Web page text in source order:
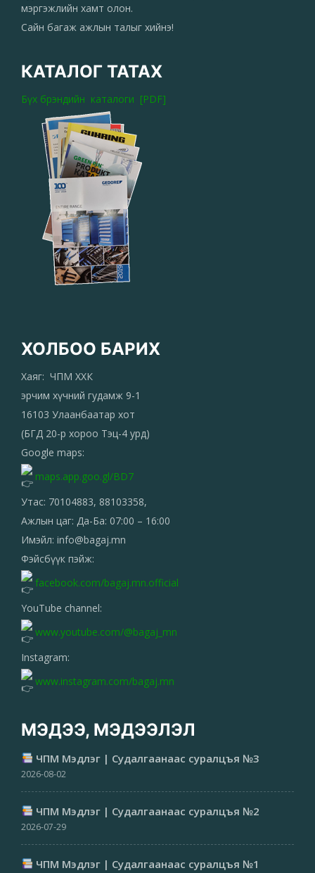
мэргэжлийн хамт олон.
Сайн багаж ажлын талыг хийнэ!
КАТАЛОГ ТАТАХ
Бүх брэндийн каталоги [PDF]
ХОЛБОО БАРИХ
Хаяг: ЧПМ ХХК
эрчим хүчний гудамж 9-1
16103 Улаанбаатар хот
(БГД 20-р хороо Тэц-4 урд)
Google maps:
maps.app.goo.gl/BD7
Утас: 70104883, 88103358,
Ажлын цаг: Да-Ба: 07:00 – 16:00
Имэйл: info@bagaj.mn
Фэйсбүүк пэйж:
facebook.com/bagaj.mn.official
YouTube channel:
www.youtube.com/@bagaj_mn
Instagram:
www.instagram.com/bagaj.mn
МЭДЭЭ, МЭДЭЭЛЭЛ
ЧПМ Мэдлэг | Судалгаанаас суралцъя №3
2026-08-02
ЧПМ Мэдлэг | Судалгаанаас суралцъя №2
2026-07-29
ЧПМ Мэдлэг | Судалгаанаас суралцъя №1